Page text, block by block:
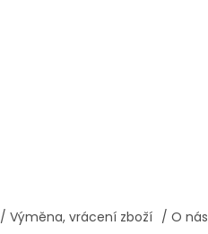
/ Výměna, vrácení zboží / O nás